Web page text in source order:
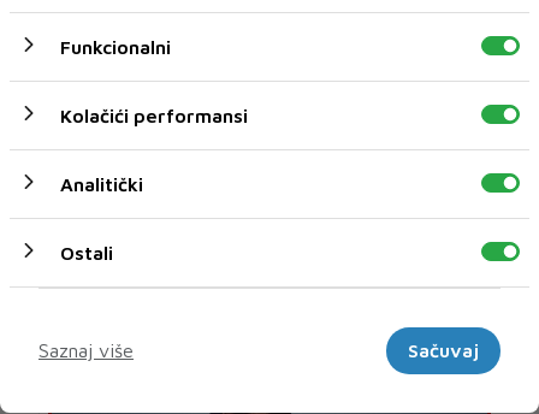
Vijesti iz svijeta
Funkcionalni
Kolačići performansi
Analitički
Ostali
Saznaj više
Sačuvaj